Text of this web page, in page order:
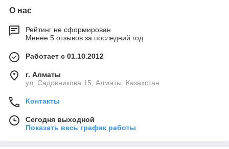
О нас
Рейтинг не сформирован
Менее 5 отзывов за последний год
Работает с 01.10.2012
г. Алматы
ул. Садовникова 15, Алматы, Казахстан
Контакты
Сегодня выходной
Показать весь график работы